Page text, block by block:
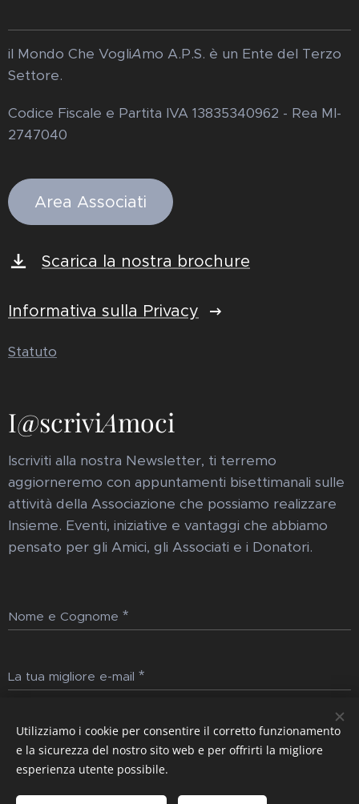
il Mondo Che VogliAmo A.P.S. è un Ente del Terzo
Settore.
Codice Fiscale e Partita IVA 13835340962 - Rea MI-
2747040
Area Associati
Scarica la nostra brochure
Informativa sulla Privacy
Statuto
I@scriviAmoci
Iscriviti alla nostra Newsletter, ti terremo
aggiorneremo con appuntamenti bisettimanali sulle
attività della Associazione che possiamo realizzare
Insieme. Eventi, iniziative e vantaggi che abbiamo
pensato per gli Amici, gli Associati e i Donatori.
Nome e Cognome
La tua migliore e-mail
Invia
Utilizziamo i cookie per consentire il corretto funzionamento
e la sicurezza del nostro sito web e per offrirti la migliore
esperienza utente possibile.